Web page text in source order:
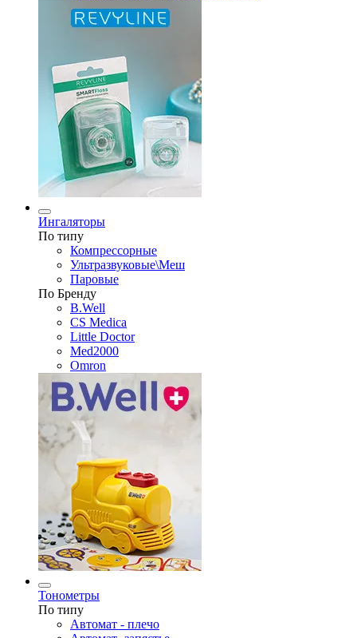
Ингаляторы
По типу
Компрессорные
Ультразвуковые\Меш
Паровые
По Бренду
B.Well
CS Medica
Little Doctor
Med2000
Omron
Тонометры
По типу
Автомат - плечо